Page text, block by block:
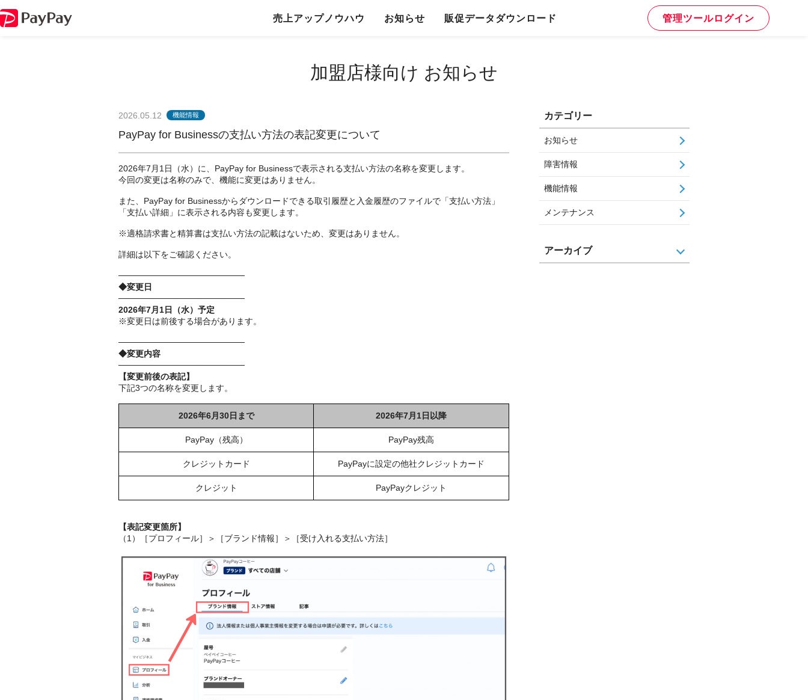
売上アップノウハウ お知らせ 販促データダウンロード 管理ツールログイン
加盟店様向け お知らせ
2026.05.12 機能情報
PayPay for Businessの支払い方法の表記変更について
2026年7月1日（水）に、PayPay for Businessで表示される支払い方法の名称を変更します。
今回の変更は名称のみで、機能に変更はありません。
また、PayPay for Businessからダウンロードできる取引履歴と入金履歴のファイルで「支払い方法」
「支払い詳細」に表示される内容も変更します。
※適格請求書と精算書は支払い方法の記載はないため、変更はありません。
詳細は以下をご確認ください。
─────────────────────
◆変更日
─────────────────────
2026年7月1日（水）予定
※変更日は前後する場合があります。
─────────────────────
◆変更内容
─────────────────────
【変更前後の表記】
下記3つの名称を変更します。
2026年6月30日まで 2026年7月1日以降
PayPay（残高） PayPay残高
クレジットカード PayPayに設定の他社クレジットカード
クレジット PayPayクレジット
【表記変更箇所】
（1）［プロフィール］＞［ブランド情報］＞［受け入れる支払い方法］
カテゴリー
お知らせ
障害情報
機能情報
メンテナンス
アーカイブ